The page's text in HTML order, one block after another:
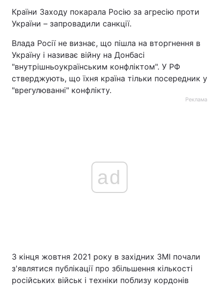
Країни Заходу покарала Росію за агресію проти
України – запровадили санкції.
Влада Росії не визнає, що пішла на вторгнення в
Україну і називає війну на Донбасі
"внутрішньоукраїнським конфліктом". У РФ
стверджують, що їхня країна тільки посередник у
"врегулюванні" конфлікту.
Реклама
ad
З кінця жовтня 2021 року в західних ЗМІ почали
з'являтися публікації про збільшення кількості
російських військ і техніки поблизу кордонів